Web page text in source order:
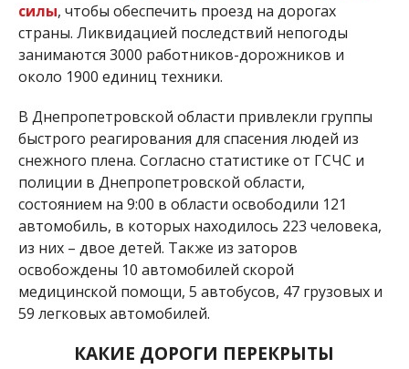
силы, чтобы обеспечить проезд на дорогах
страны. Ликвидацией последствий непогоды
занимаются 3000 работников-дорожников и
около 1900 единиц техники.
В Днепропетровской области привлекли группы
быстрого реагирования для спасения людей из
снежного плена. Согласно статистике от ГСЧС и
полиции в Днепропетровской области,
состоянием на 9:00 в области освободили 121
автомобиль, в которых находилось 223 человека,
из них – двое детей. Также из заторов
освобождены 10 автомобилей скорой
медицинской помощи, 5 автобусов, 47 грузовых и
59 легковых автомобилей.
КАКИЕ ДОРОГИ ПЕРЕКРЫТЫ